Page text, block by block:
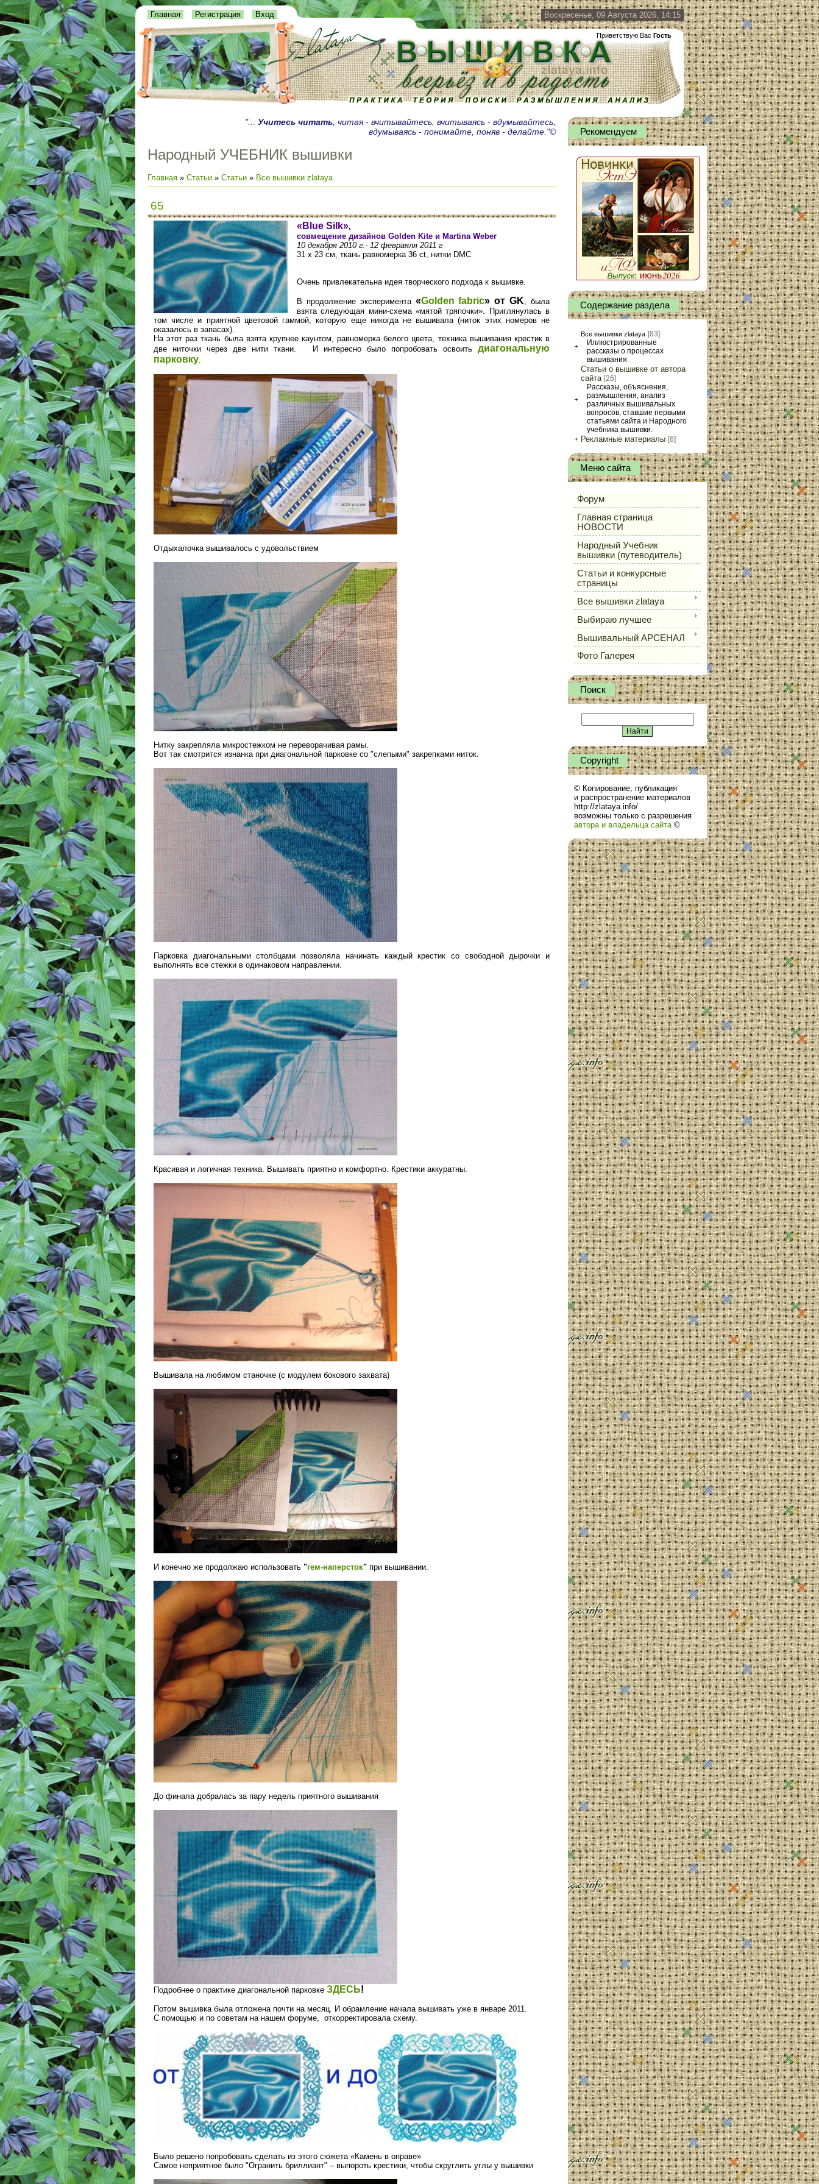
Воскресенье, 09 Августа 2026, 14:15
Приветствую Вас Гость
Главная Регистрация Вход
"... Учитесь читать , читая - вчитывайтесь, вчитываясь - вдумывайтесь,
вдумываясь - понимайте, поняв - делайте."©
Народный УЧЕБНИК вышивки
Главная » Статьи » Статьи » Все вышивки zlataya
65
«Blue Silk»,
совмещение дизайнов Golden Kite и Martina Weber
10 декабря 2010 г.- 12 февраяля 2011 г
31 х 23 см, ткань равномерка 36 ct, нитки DMC
Очень привлекательна идея творческого подхода к вышивке.
В продолжение эксперимента «Golden fabric» от GK , была
взята следующая мини-схема «мятой тряпочки». Приглянулась в
том числе и приятной цветовой гаммой, которую еще никогда не вышивала (ниток этих номеров не
оказалось в запасах).
На этот раз ткань была взята крупнее каунтом, равномерка белого цвета, техника вышивания крестик в
две ниточки через две нити ткани. И интересно было попробовать освоить диагональную
парковку
Отдыхалочка вышивалось с удовольствием
Нитку закрепляла микростежком не переворачивая рамы.
Вот так смотрится изнанка при диагональной парковке со "слепыми" закрепками ниток.
Парковка диагональными столбцами позволяла начинать каждый крестик со свободной дырочки и
выполнять все стежки в одинаковом направлении.
Красивая и логичная техника. Вышивать приятно и комфортно. Крестики аккуратны.
Вышивала на любимом станочке (с модулем бокового захвата)
И конечно же продолжаю использовать "гем-наперсток" при вышивании.
До финала добралась за пару недель приятного вышивания
Подробнее о практике диагональной парковке ЗДЕСЬ!
Потом вышивка была отложена почти на месяц. И обрамление начала вышивать уже в январе 2011.
С помощью и по советам на нашем форуме, откорректировала схему.
Было решено попробовать сделать из этого сюжета «Камень в оправе»
Самое неприятное было "Огранить бриллиант" – выпороть крестики, чтобы скруглить углы у вышивки
Рекомендуем
Содержание раздела
Все вышивки zlataya [83]
Иллюстрированные
рассказы о процессах
вышивания
Статьи о вышивке от автора
сайта [26]
Рассказы, объяснения,
размышления, анализ
различных вышивальных
вопросов, ставшие первыми
статьями сайта и Народного
учебника вышивки.
Рекламные материалы [6]
Меню сайта
Форум
Главная страница
НОВОСТИ
Народный Учебник
вышивки (путеводитель)
Статьи и конкурсные
страницы
Все вышивки zlataya
Выбираю лучшее
Вышивальный АРСЕНАЛ
Фото Галерея
Поиск
Сopyright
© Копирование, публикация
и распространение материалов
http://zlataya.info/
возможны только с разрешения
автора и владельца сайта©